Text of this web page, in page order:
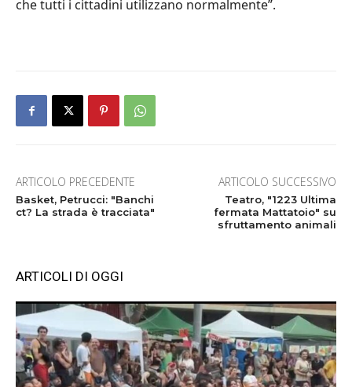
che tutti i cittadini utilizzano normalmente”.
ARTICOLO PRECEDENTE
Basket, Petrucci: "Banchi
ct? La strada è tracciata"
ARTICOLO SUCCESSIVO
Teatro, "1223 Ultima
fermata Mattatoio" su
sfruttamento animali
ARTICOLI DI OGGI